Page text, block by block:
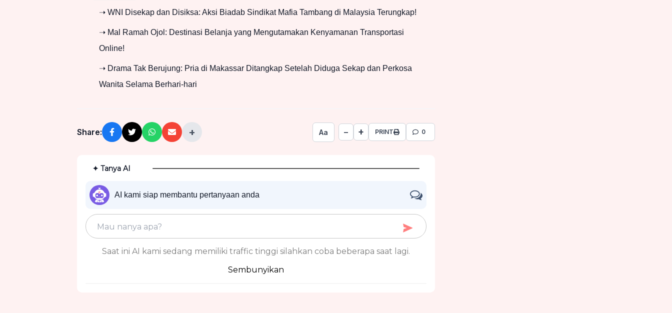
➝ WNI Disekap dan Disiksa: Aksi Biadab Sindikat Mafia Tambang di Malaysia Terungkap!
➝ Mal Ramah Ojol: Destinasi Belanja yang Mengutamakan Kenyamanan Transportasi
Online!
➝ Drama Tak Berujung: Pria di Makassar Ditangkap Setelah Diduga Sekap dan Perkosa
Wanita Selama Berhari-hari
Share: + Aa − + PRINT 0
✦ Tanya AI
AI kami siap membantu pertanyaan anda
Saat ini AI kami sedang memiliki traffic tinggi silahkan coba beberapa saat lagi.
Sembunyikan